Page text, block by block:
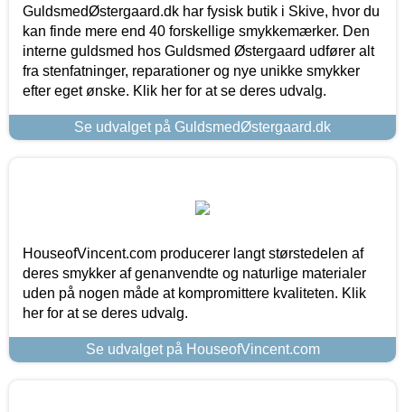
GuldsmedØstergaard.dk har fysisk butik i Skive, hvor du
kan finde mere end 40 forskellige smykkemærker. Den
interne guldsmed hos Guldsmed Østergaard udfører alt
fra stenfatninger, reparationer og nye unikke smykker
efter eget ønske. Klik her for at se deres udvalg.
Se udvalget på GuldsmedØstergaard.dk
HouseofVincent.com producerer langt størstedelen af
deres smykker af genanvendte og naturlige materialer
uden på nogen måde at kompromittere kvaliteten. Klik
her for at se deres udvalg.
Se udvalget på HouseofVincent.com